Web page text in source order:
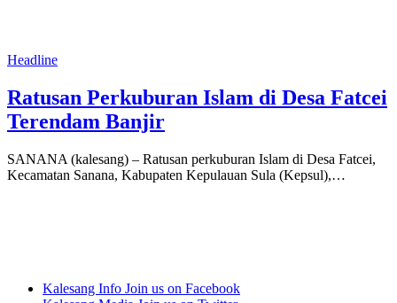
Headline
Ratusan Perkuburan Islam di Desa Fatcei
Terendam Banjir
SANANA (kalesang) – Ratusan perkuburan Islam di Desa Fatcei,
Kecamatan Sanana, Kabupaten Kepulauan Sula (Kepsul),…
Kalesang Info Join us on Facebook